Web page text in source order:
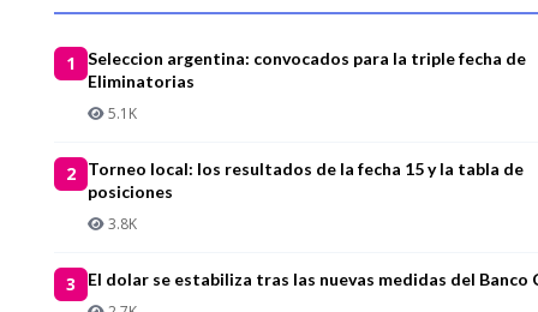
1
Seleccion argentina: convocados para la triple fecha de
Eliminatorias
5.1K
2
Torneo local: los resultados de la fecha 15 y la tabla de
posiciones
3.8K
3
El dolar se estabiliza tras las nuevas medidas del Banco